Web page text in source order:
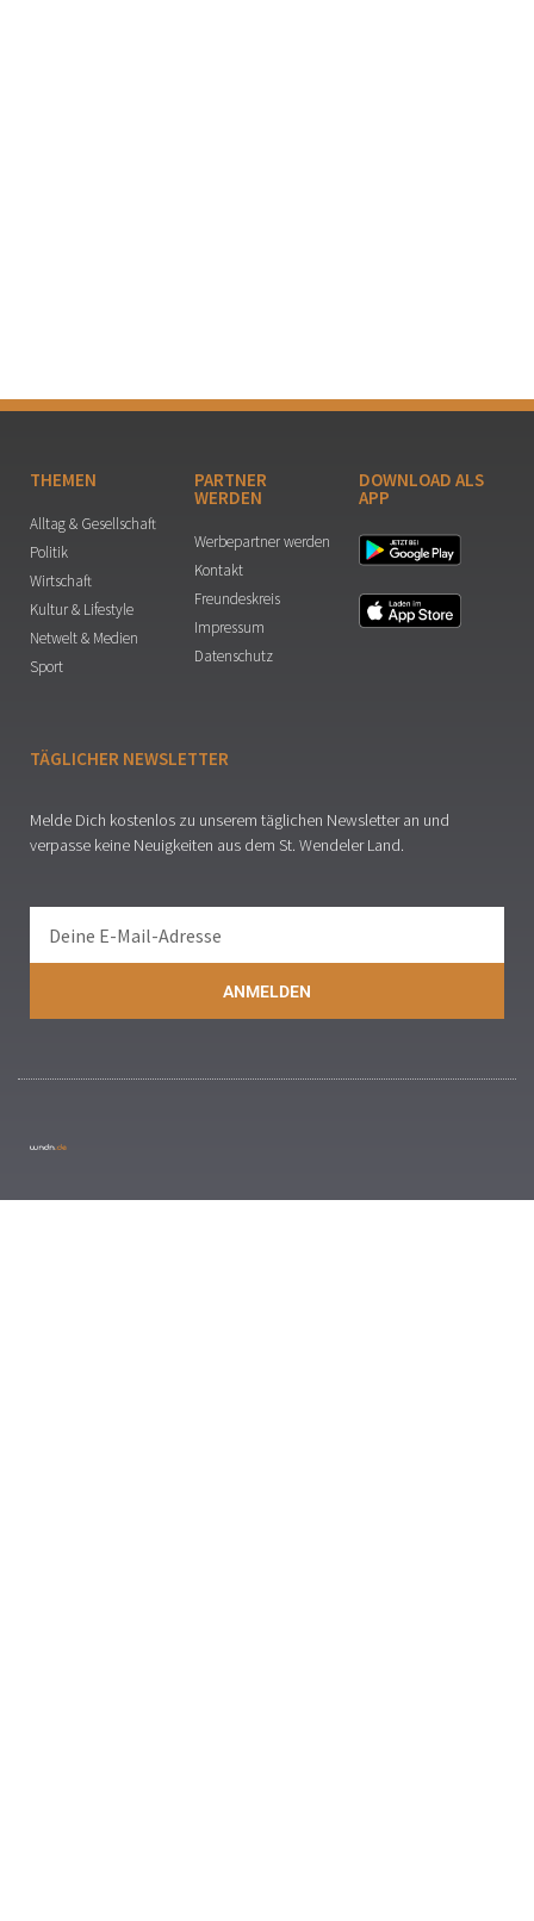
THEMEN
Alltag & Gesellschaft
Politik
Wirtschaft
Kultur & Lifestyle
Netwelt & Medien
Sport
PARTNER
WERDEN
Werbepartner werden
Kontakt
Freundeskreis
Impressum
Datenschutz
DOWNLOAD ALS
APP
TÄGLICHER NEWSLETTER
Melde Dich kostenlos zu unserem täglichen Newsletter an und
verpasse keine Neuigkeiten aus dem St. Wendeler Land.
ANMELDEN